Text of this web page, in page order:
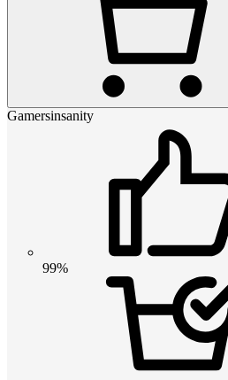
Gamersinsanity
99%